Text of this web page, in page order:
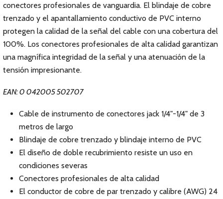
conectores profesionales de vanguardia. El blindaje de cobre
trenzado y el apantallamiento conductivo de PVC interno
protegen la calidad de la señal del cable con una cobertura del
100%. Los conectores profesionales de alta calidad garantizan
una magnífica integridad de la señal y una atenuación de la
tensión impresionante.
EAN: 0 042005 502707
Cable de instrumento de conectores jack 1/4"-1/4" de 3
metros de largo
Blindaje de cobre trenzado y blindaje interno de PVC
El diseño de doble recubrimiento resiste un uso en
condiciones severas
Conectores profesionales de alta calidad
El conductor de cobre de par trenzado y calibre (AWG) 24